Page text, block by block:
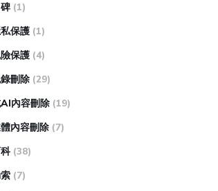
(1)
保護 (1)
保護 (4)
刪除 (29)
內容刪除 (19)
內容刪除 (7)
(38)
(7)